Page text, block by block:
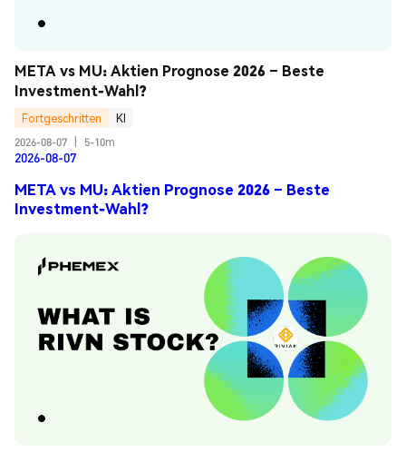
META vs MU: Aktien Prognose 2026 – Beste
Investment-Wahl?
Fortgeschritten
KI
2026-08-07
5-10m
2026-08-07
META vs MU: Aktien Prognose 2026 – Beste
Investment-Wahl?